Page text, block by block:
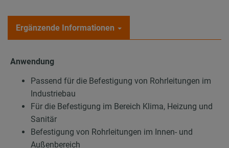
Ergänzende Informationen
Anwendung
Passend für die Befestigung von Rohrleitungen im
Industriebau
Für die Befestigung im Bereich Klima, Heizung und
Sanitär
Befestigung von Rohrleitungen im Innen- und
Außenbereich